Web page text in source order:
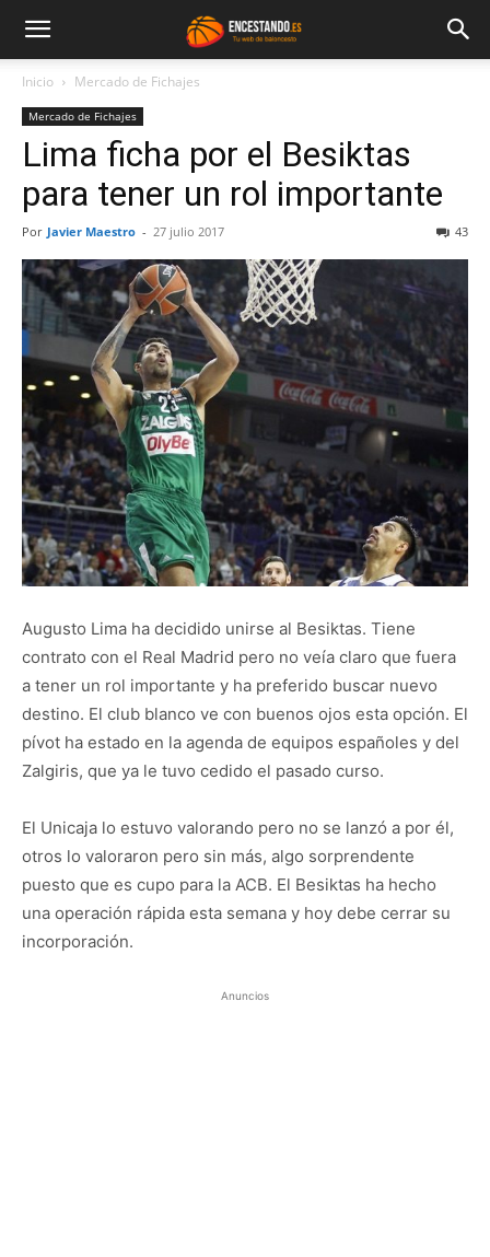
Inicio Mercado de Fichajes
Mercado de Fichajes
Lima ficha por el Besiktas
para tener un rol importante
Por Javier Maestro - 27 julio 2017 43
Augusto Lima ha decidido unirse al Besiktas. Tiene
contrato con el Real Madrid pero no veía claro que fuera
a tener un rol importante y ha preferido buscar nuevo
destino. El club blanco ve con buenos ojos esta opción. El
pívot ha estado en la agenda de equipos españoles y del
Zalgiris, que ya le tuvo cedido el pasado curso.
El Unicaja lo estuvo valorando pero no se lanzó a por él,
otros lo valoraron pero sin más, algo sorprendente
puesto que es cupo para la ACB. El Besiktas ha hecho
una operación rápida esta semana y hoy debe cerrar su
incorporación.
Anuncios